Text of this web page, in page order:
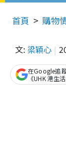
首頁 購物
文: 梁穎心
在Google追
《UHK 港生活